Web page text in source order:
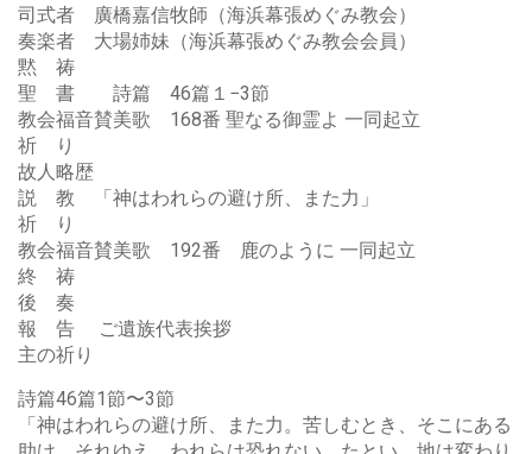
司式者 廣橋嘉信牧師（海浜幕張めぐみ教会）
奏楽者 大場姉妹（海浜幕張めぐみ教会会員）
黙 祷
聖 書 詩篇 46篇１−3節
教会福音賛美歌 168番 聖なる御霊よ 一同起立
祈 り
故人略歴
説 教 「神はわれらの避け所、また力」
祈 り
教会福音賛美歌 192番 鹿のように 一同起立
終 祷
後 奏
報 告 ご遺族代表挨拶
主の祈り
詩篇46篇1節〜3節
「神はわれらの避け所、また力。苦しむとき、そこにある